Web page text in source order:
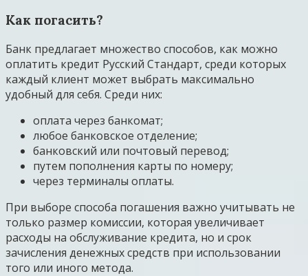
Как погасить?
Банк предлагает множество способов, как можно
оплатить кредит Русский Стандарт, среди которых
каждый клиент может выбрать максимально
удобный для себя. Среди них:
оплата через банкомат;
любое банковское отделение;
банковский или почтовый перевод;
путем пополнения карты по номеру;
через терминалы оплаты.
При выборе способа погашения важно учитывать не
только размер комиссии, которая увеличивает
расходы на обслуживание кредита, но и срок
зачисления денежных средств при использовании
того или иного метода.